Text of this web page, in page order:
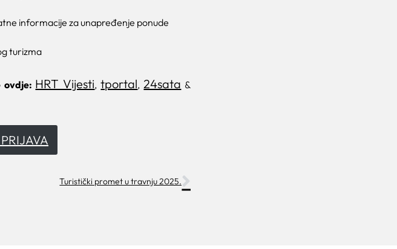
informacije za unapređenje ponude
turizma
ovdje: HRT Vijesti,tportal, 24sata &
Turistički promet u travnju 2025.